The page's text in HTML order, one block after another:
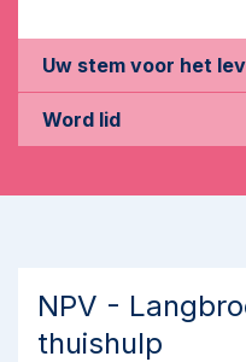
Uw stem voor het
Word lid
NPV -
thuishulp